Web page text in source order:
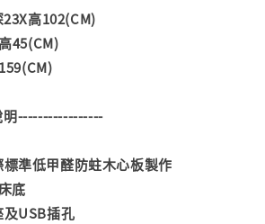
高102(CM)
45(CM)
-----------------
準低甲醛防蛀木心板製作
底
USB插孔